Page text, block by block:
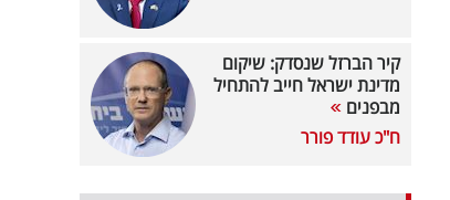
קיר הברזל שנסדק: שיקום
מדינת ישראל חייב להתחיל
מבפנים
ח"כ עודד פורר